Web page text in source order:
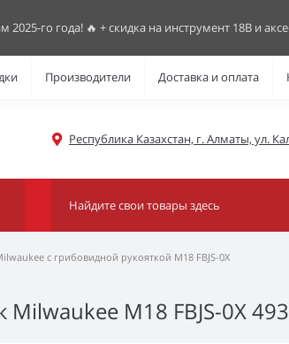
го года! 🔥 + скидка на инструмент 18В и
Производители Доставка и оплата
Республика Казахстан, г. Алматы, ул.
с грибовидной рукояткой M18 FBJS-0X
M18 FBJS-0X